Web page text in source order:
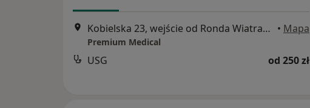
Kobielska 23, wejście od Ronda Wiatraczna, Galeria Grochów, Warszawa • Mapa
Premium Medical
USG od 250 zł